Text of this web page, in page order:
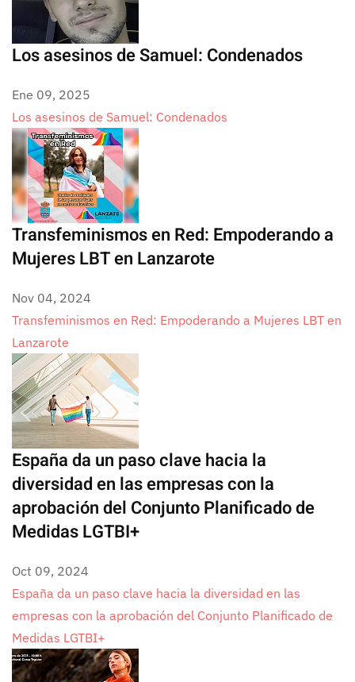
Los asesinos de Samuel: Condenados
Ene 09, 2025
Los asesinos de Samuel: Condenados
Transfeminismos en Red: Empoderando a
Mujeres LBT en Lanzarote
Nov 04, 2024
Transfeminismos en Red: Empoderando a Mujeres LBT en
Lanzarote
España da un paso clave hacia la
diversidad en las empresas con la
aprobación del Conjunto Planificado de
Medidas LGTBI+
Oct 09, 2024
España da un paso clave hacia la diversidad en las
empresas con la aprobación del Conjunto Planificado de
Medidas LGTBI+